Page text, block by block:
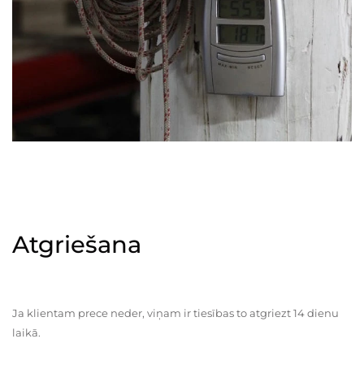
Atgriešana
Ja klientam prece neder, viņam ir tiesības to atgriezt 14 dienu
laikā.